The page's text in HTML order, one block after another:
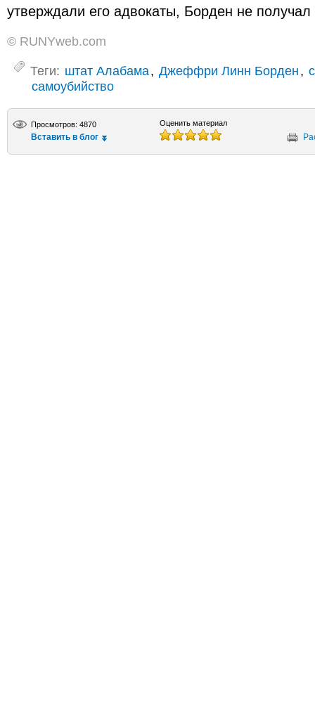
утверждали его адвокаты, Борден не
© RUNYweb.com
Теги: штат Алабама, Джеффри Линн Борден,
самоубийство
Просмотров: 4870
Вставить в блог
Оценить материал